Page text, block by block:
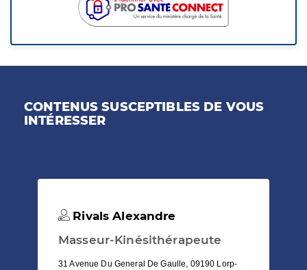
CONTENUS SUSCEPTIBLES DE VOUS
INTÉRESSER
Rivals Alexandre
Masseur-Kinésithérapeute
31 Avenue Du General De Gaulle, 09190 Lorp-